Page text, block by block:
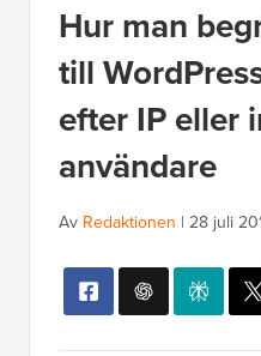
Hur man
till
efter IP eller
användare
Av Redaktionen | 28 juli